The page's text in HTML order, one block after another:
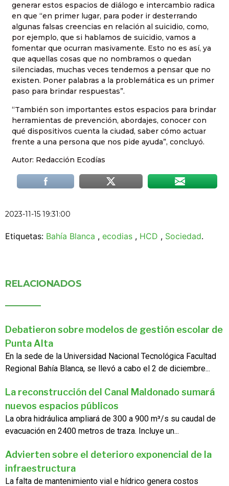
generar estos espacios de diálogo e intercambio radica
en que “en primer lugar, para poder ir desterrando
algunas falsas creencias en relación al suicidio, como,
por ejemplo, que si hablamos de suicidio, vamos a
fomentar que ocurran masivamente. Esto no es así, ya
que aquellas cosas que no nombramos o quedan
silenciadas, muchas veces tendemos a pensar que no
existen. Poner palabras a la problemática es un primer
paso para brindar respuestas”.
“También son importantes estos espacios para brindar
herramientas de prevención, abordajes, conocer con
qué dispositivos cuenta la ciudad, saber cómo actuar
frente a una persona que nos pide ayuda”, concluyó.
Autor: Redacción Ecodías
2023-11-15 19:31:00
Etiquetas: Bahía Blanca , ecodias , HCD , Sociedad.
RELACIONADOS
Debatieron sobre modelos de gestión escolar de
Punta Alta
En la sede de la Universidad Nacional Tecnológica Facultad
Regional Bahía Blanca, se llevó a cabo el 2 de diciembre...
La reconstrucción del Canal Maldonado sumará
nuevos espacios públicos
La obra hidráulica ampliará de 300 a 900 m³/s su caudal de
evacuación en 2400 metros de traza. Incluye un...
Advierten sobre el deterioro exponencial de la
infraestructura
La falta de mantenimiento vial e hídrico genera costos